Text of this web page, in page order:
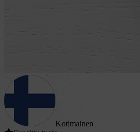
Kotimainen